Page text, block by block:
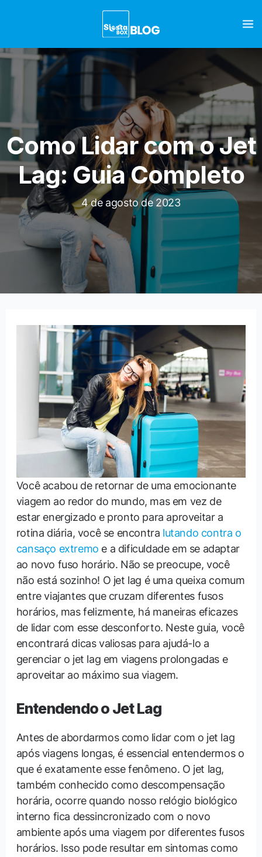
Como Lidar com o Jet
Lag: Guia Completo
4 de agosto de 2023
Você acabou de retornar de uma emocionante
viagem ao redor do mundo, mas em vez de
estar energizado e pronto para aproveitar a
rotina diária, você se encontra lutando contra o
cansaço extremo e a dificuldade em se adaptar
ao novo fuso horário. Não se preocupe, você
não está sozinho! O jet lag é uma queixa comum
entre viajantes que cruzam diferentes fusos
horários, mas felizmente, há maneiras eficazes
de lidar com esse desconforto. Neste guia, você
encontrará dicas valiosas para ajudá-lo a
gerenciar o jet lag em viagens prolongadas e
aproveitar ao máximo sua viagem.
Entendendo o Jet Lag
Antes de abordarmos como lidar com o jet lag
após viagens longas, é essencial entendermos o
que é exatamente esse fenômeno. O jet lag,
também conhecido como descompensação
horária, ocorre quando nosso relógio biológico
interno fica dessincronizado com o novo
ambiente após uma viagem por diferentes fusos
horários. Isso pode resultar em sintomas como